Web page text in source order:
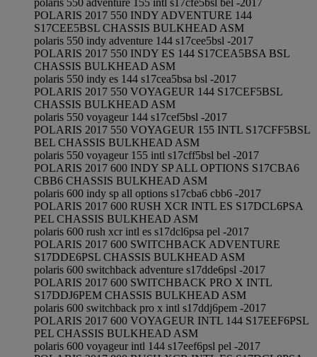
POLARIS 2017 550 INDY ADVENTURE 144
S17CEE5BSL CHASSIS BULKHEAD ASM
polaris 550 indy adventure 144 s17cee5bsl -2017
POLARIS 2017 550 INDY ES 144 S17CEA5BSA BSL
CHASSIS BULKHEAD ASM
polaris 550 indy es 144 s17cea5bsa bsl -2017
POLARIS 2017 550 VOYAGEUR 144 S17CEF5BSL
CHASSIS BULKHEAD ASM
polaris 550 voyageur 144 s17cef5bsl -2017
POLARIS 2017 550 VOYAGEUR 155 INTL S17CFF5BSL
BEL CHASSIS BULKHEAD ASM
polaris 550 voyageur 155 intl s17cff5bsl bel -2017
POLARIS 2017 600 INDY SP ALL OPTIONS S17CBA6
CBB6 CHASSIS BULKHEAD ASM
polaris 600 indy sp all options s17cba6 cbb6 -2017
POLARIS 2017 600 RUSH XCR INTL ES S17DCL6PSA
PEL CHASSIS BULKHEAD ASM
polaris 600 rush xcr intl es s17dcl6psa pel -2017
POLARIS 2017 600 SWITCHBACK ADVENTURE
S17DDE6PSL CHASSIS BULKHEAD ASM
polaris 600 switchback adventure s17dde6psl -2017
POLARIS 2017 600 SWITCHBACK PRO X INTL
S17DDJ6PEM CHASSIS BULKHEAD ASM
polaris 600 switchback pro x intl s17ddj6pem -2017
POLARIS 2017 600 VOYAGEUR INTL 144 S17EEF6PSL
PEL CHASSIS BULKHEAD ASM
polaris 600 voyageur intl 144 s17eef6psl pel -2017